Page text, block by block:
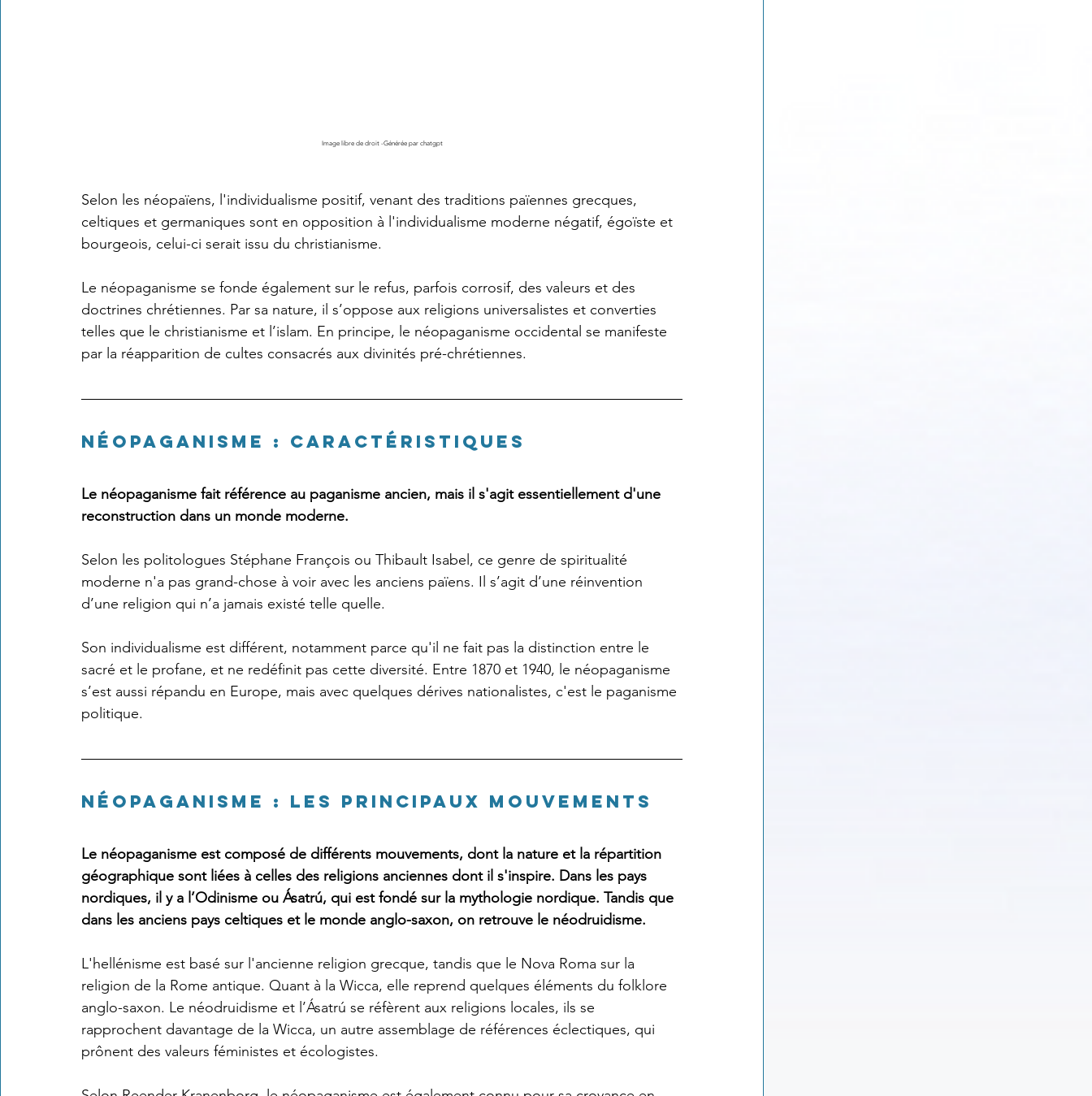
Image libre de droit -Générée par chatgpt
Selon les néopaïens, l'individualisme positif, venant des traditions païennes grecques,
celtiques et germaniques sont en opposition à l'individualisme moderne négatif, égoïste et
bourgeois, celui-ci serait issu du christianisme.
Le néopaganisme se fonde également sur le refus, parfois corrosif, des valeurs et des
doctrines chrétiennes. Par sa nature, il s’oppose aux religions universalistes et converties
telles que le christianisme et l’islam. En principe, le néopaganisme occidental se manifeste
par la réapparition de cultes consacrés aux divinités pré-chrétiennes.
Néopaganisme : caractéristiques
Le néopaganisme fait référence au paganisme ancien, mais il s'agit essentiellement d'une
reconstruction dans un monde moderne.
Selon les politologues Stéphane François ou Thibault Isabel, ce genre de spiritualité
moderne n'a pas grand-chose à voir avec les anciens païens. Il s’agit d’une réinvention
d’une religion qui n’a jamais existé telle quelle.
Son individualisme est différent, notamment parce qu'il ne fait pas la distinction entre le
sacré et le profane, et ne redéfinit pas cette diversité. Entre 1870 et 1940, le néopaganisme
s’est aussi répandu en Europe, mais avec quelques dérives nationalistes, c'est le paganisme
politique.
Néopaganisme : les principaux mouvements
Le néopaganisme est composé de différents mouvements, dont la nature et la répartition
géographique sont liées à celles des religions anciennes dont il s'inspire. Dans les pays
nordiques, il y a l’Odinisme ou Ásatrú, qui est fondé sur la mythologie nordique. Tandis que
dans les anciens pays celtiques et le monde anglo-saxon, on retrouve le néodruidisme.
L'hellénisme est basé sur l'ancienne religion grecque, tandis que le Nova Roma sur la
religion de la Rome antique. Quant à la Wicca, elle reprend quelques éléments du folklore
anglo-saxon. Le néodruidisme et l’Ásatrú se réfèrent aux religions locales, ils se
rapprochent davantage de la Wicca, un autre assemblage de références éclectiques, qui
prônent des valeurs féministes et écologistes.